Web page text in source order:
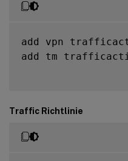
add vpn
add tm
Traffic Richtlinie